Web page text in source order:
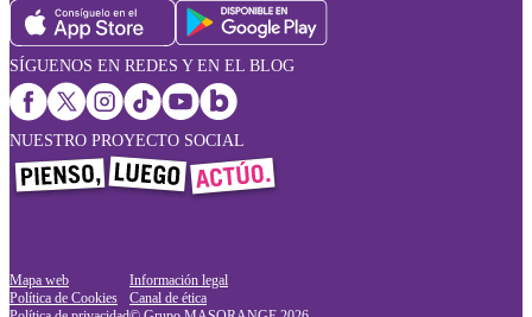
SÍGUENOS EN REDES Y EN EL BLOG
NUESTRO PROYECTO SOCIAL
Mapa web
Política de Cookies
Información legal
Canal de ética